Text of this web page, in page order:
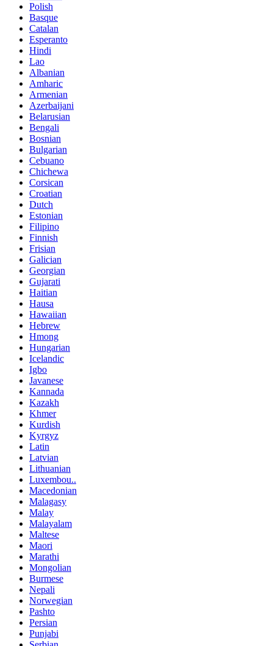
Polish
Basque
Catalan
Esperanto
Hindi
Lao
Albanian
Amharic
Armenian
Azerbaijani
Belarusian
Bengali
Bosnian
Bulgarian
Cebuano
Chichewa
Corsican
Croatian
Dutch
Estonian
Filipino
Finnish
Frisian
Galician
Georgian
Gujarati
Haitian
Hausa
Hawaiian
Hebrew
Hmong
Hungarian
Icelandic
Igbo
Javanese
Kannada
Kazakh
Khmer
Kurdish
Kyrgyz
Latin
Latvian
Lithuanian
Luxembou..
Macedonian
Malagasy
Malay
Malayalam
Maltese
Maori
Marathi
Mongolian
Burmese
Nepali
Norwegian
Pashto
Persian
Punjabi